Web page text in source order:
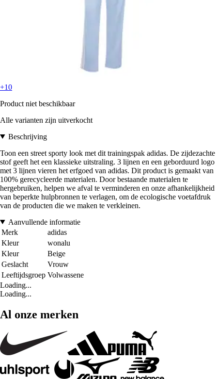
+10
Product niet beschikbaar
Alle varianten zijn uitverkocht
Beschrijving
Toon een street sporty look met dit trainingspak adidas. De zijdezachte
stof geeft het een klassieke uitstraling. 3 lijnen en een geborduurd logo
met 3 lijnen vieren het erfgoed van adidas. Dit product is gemaakt van
100% gerecycleerde materialen. Door bestaande materialen te
hergebruiken, helpen we afval te verminderen en onze afhankelijkheid
van beperkte hulpbronnen te verlagen, om de ecologische voetafdruk
van de producten die we maken te verkleinen.
Aanvullende informatie
Merk
adidas
Kleur
wonalu
Kleur
Beige
Geslacht
Vrouw
Leeftijdsgroep Volwassene
Loading...
Loading...
Al onze merken